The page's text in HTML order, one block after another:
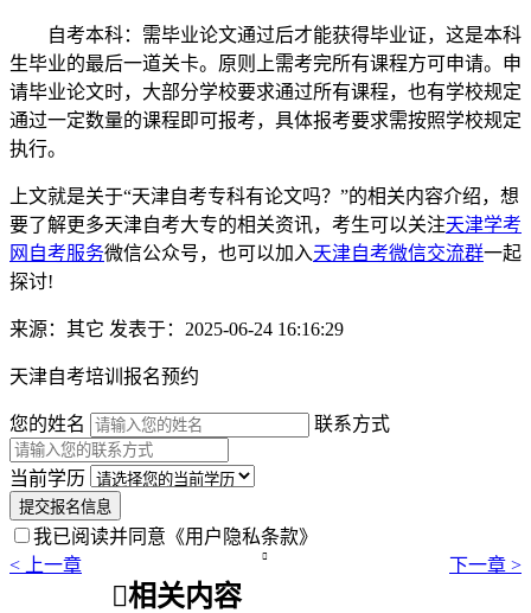
自考本科：需毕业论文通过后才能获得毕业证，这是本科
生毕业的最后一道关卡。原则上需考完所有课程方可申请。申
请毕业论文时，大部分学校要求通过所有课程，也有学校规定
通过一定数量的课程即可报考，具体报考要求需按照学校规定
执行。
上文就是关于“天津自考专科有论文吗？”的相关内容介绍，想
要了解更多天津自考大专的相关资讯，考生可以关注天津学考
网自考服务微信公众号，也可以加入天津自考微信交流群一起
探讨!
来源：其它 发表于：2025-06-24 16:16:29
天津自考培训报名预约
您的姓名 联系方式
当前学历
提交报名信息
我已阅读并同意 《用户隐私条款》
< 上一章
 下一章 >
相关内容